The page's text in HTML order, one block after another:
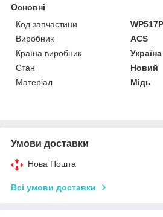
Основні
Код запчастини
Виробник
ACS
Країна виробник
Україна
Стан
Новий
Матеріал
Мідь
Умови доставки
Нова Пошта
Всі умови доставки